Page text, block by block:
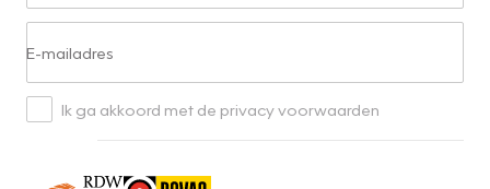
E-mailadres
Ik ga akkoord met de privacy voorwaarden